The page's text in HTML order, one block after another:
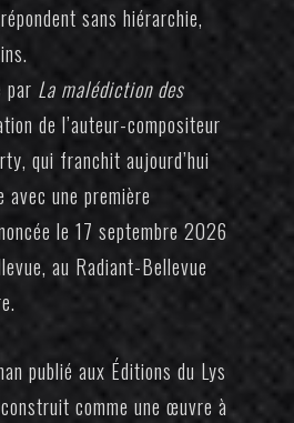
sans hiérarchie,
par La malédiction des
de l’auteur-compositeur
, qui franchit aujourd’hui
avec une première
le 17 septembre 2026
au Radiant-Bellevue
publié aux Éditions du Lys
comme une œuvre à